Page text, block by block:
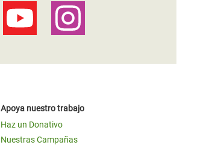
Apoya nuestro trabajo
Haz un Donativo
Nuestras Campañas